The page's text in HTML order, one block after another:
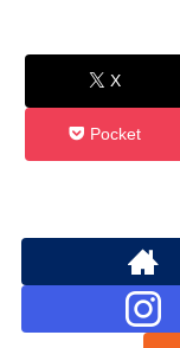
X
Pocket